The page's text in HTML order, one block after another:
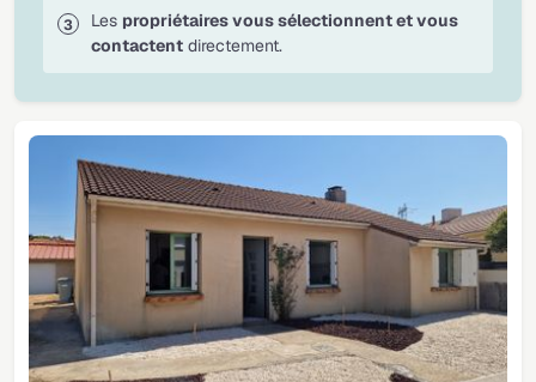
Les propriétaires vous sélectionnent et vous
contactent directement.